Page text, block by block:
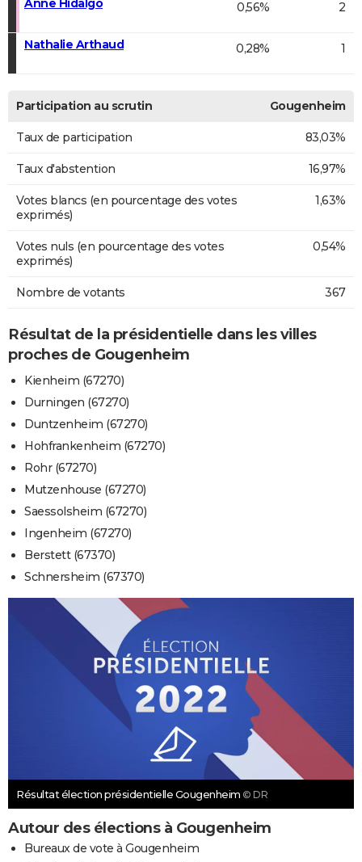
Anne Hidalgo 0,56% 2
Nathalie Arthaud 0,28% 1
Participation au scrutin Gougenheim
Taux de participation 83,03%
Taux d'abstention 16,97%
Votes blancs (en pourcentage des votes
exprimés)
1,63%
Votes nuls (en pourcentage des votes
exprimés)
0,54%
Nombre de votants 367
Résultat de la présidentielle dans les villes
proches de Gougenheim
Kienheim (67270)
Durningen (67270)
Duntzenheim (67270)
Hohfrankenheim (67270)
Rohr (67270)
Mutzenhouse (67270)
Saessolsheim (67270)
Ingenheim (67270)
Berstett (67370)
Schnersheim (67370)
Résultat élection présidentielle Gougenheim © DR
Autour des élections à Gougenheim
Bureaux de vote à Gougenheim